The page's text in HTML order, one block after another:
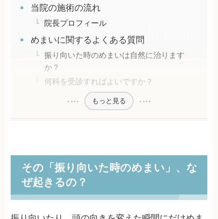
当院の施術の流れ
院長プロフィール
めまいに関するよくある質問
振り向いた時のめまいは自然に治ります
か？
何科を受診すればよいですか？
もっと見る
その「振り向いた時のめまい」、な
ぜ起きるの？